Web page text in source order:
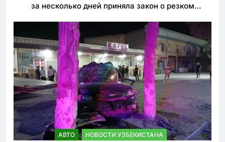
за несколько дней приняла закон о резком
АВТО НОВОСТИ УЗБЕКИСТАНА